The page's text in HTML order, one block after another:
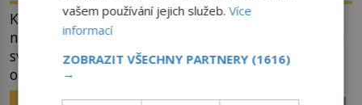
Když dnes vytáhneme ze země mrkev, většina z
nás očekává sytě oranžový kořen. Jenže po většinu
své historie je mrkev všechno možné, jen ne
oranžová. Je fialová, žlutá, bílá, někdy dokonce
téměř černá. Až díky stovkám let pečlivého
ZAJÍMAVOSTI
vašem používání jejich služeb.Více
informací
ZOBRAZIT VŠECHNY PARTNERY (1616)
→